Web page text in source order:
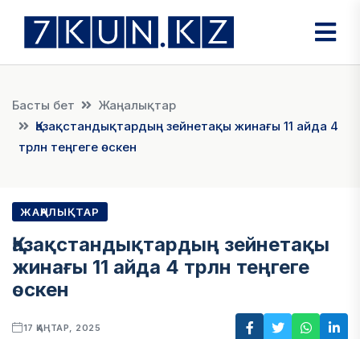
Басты бет
Жаңалықтар
Қазақстандықтардың зейнетақы жинағы 11 айда 4
трлн теңгеге өскен
ЖАҢАЛЫҚТАР
Қазақстандықтардың зейнетақы
жинағы 11 айда 4 трлн теңгеге
өскен
17 ҚАҢТАР, 2025